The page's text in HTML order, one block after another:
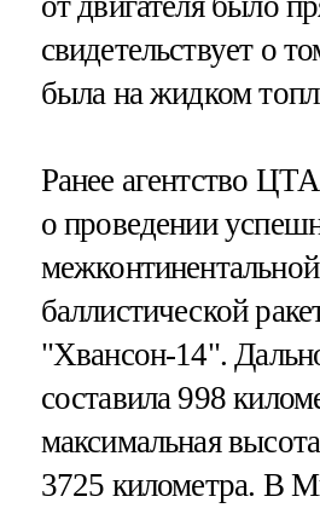
свидетельствует о
была на жидком
Ранее агентство
о проведении
межконтинентальной
баллистической
"Хвансон-14".
составила 998
максимальная
3725 километра. В